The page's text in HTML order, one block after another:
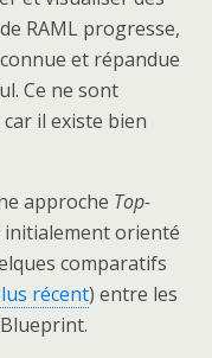
RAML progresse,
et répandue
Ce ne sont
il existe bien
approche Top-
initialement orienté
comparatifs
récent) entre les